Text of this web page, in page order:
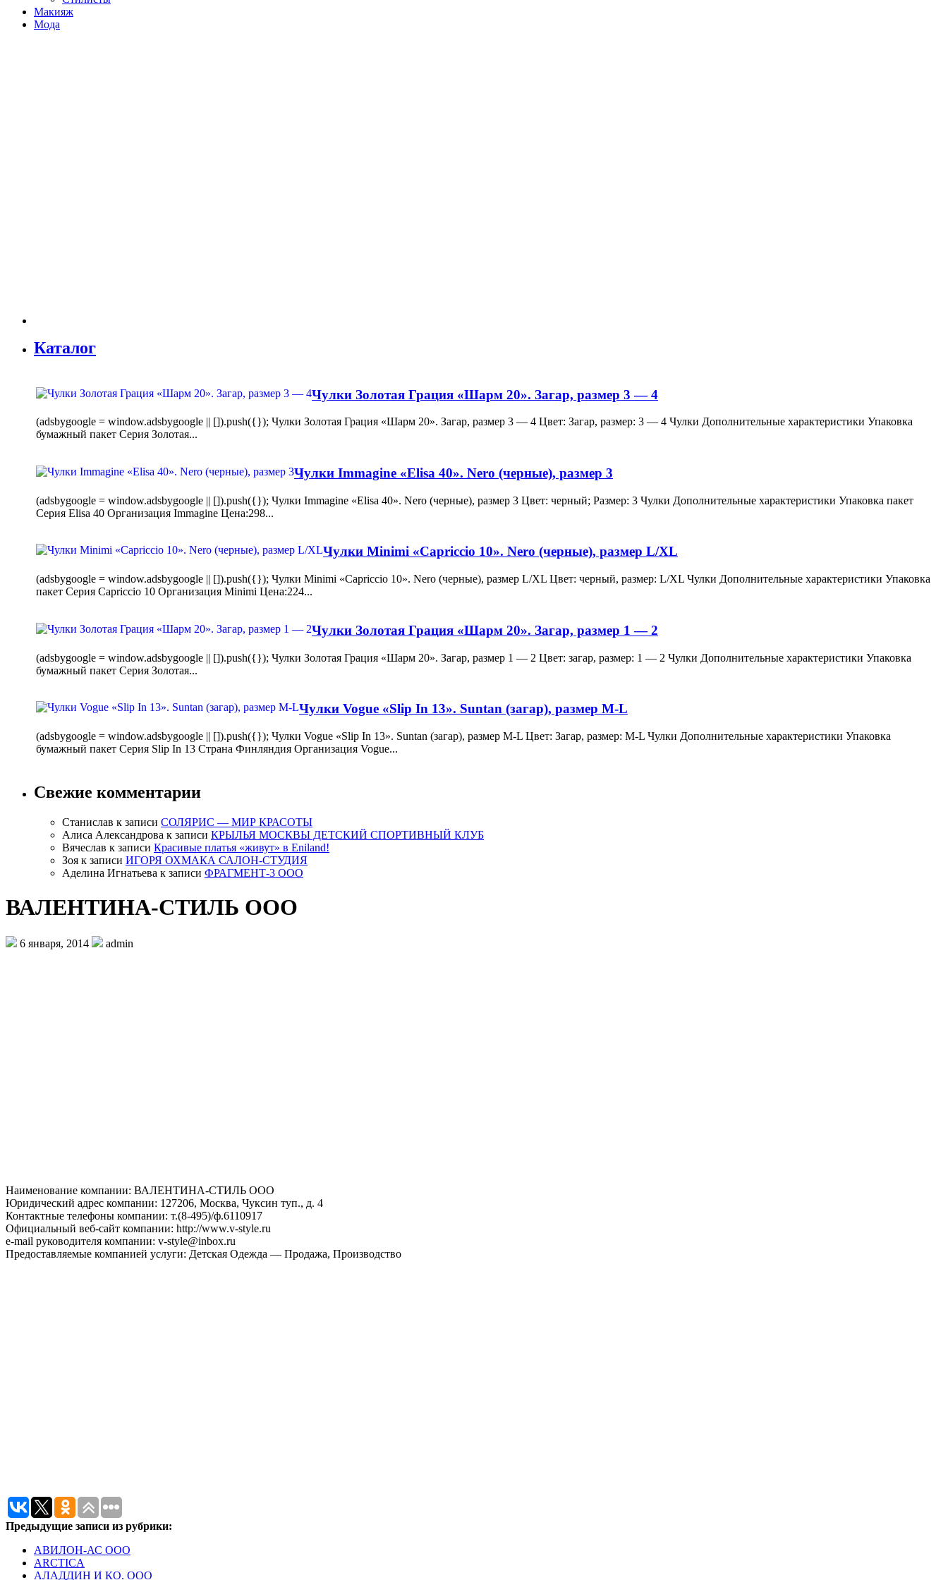
Макияж
Мода
Каталог
Чулки Золотая Грация «Шарм 20». Загар, размер 3 — 4
(adsbygoogle = window.adsbygoogle || []).push({}); Чулки Золотая Грация «Шарм 20». Загар, размер 3 — 4 Цвет: Загар, размер: 3 — 4 Чулки Дополнительные характеристики Упаковка
бумажный пакет Серия Золотая...
Чулки Immagine «Elisa 40». Nero (черные), размер 3
(adsbygoogle = window.adsbygoogle || []).push({}); Чулки Immagine «Elisa 40». Nero (черные), размер 3 Цвет: черный; Размер: 3 Чулки Дополнительные характеристики Упаковка пакет
Серия Elisa 40 Организация Immagine Цена:298...
Чулки Minimi «Capriccio 10». Nero (черные), размер L/XL
(adsbygoogle = window.adsbygoogle || []).push({}); Чулки Minimi «Capriccio 10». Nero (черные), размер L/XL Цвет: черный, размер: L/XL Чулки Дополнительные характеристики Упаковка
пакет Серия Capriccio 10 Организация Minimi Цена:224...
Чулки Золотая Грация «Шарм 20». Загар, размер 1 — 2
(adsbygoogle = window.adsbygoogle || []).push({}); Чулки Золотая Грация «Шарм 20». Загар, размер 1 — 2 Цвет: загар, размер: 1 — 2 Чулки Дополнительные характеристики Упаковка
бумажный пакет Серия Золотая...
Чулки Vogue «Slip In 13». Suntan (загар), размер M-L
(adsbygoogle = window.adsbygoogle || []).push({}); Чулки Vogue «Slip In 13». Suntan (загар), размер M-L Цвет: Загар, размер: M-L Чулки Дополнительные характеристики Упаковка
бумажный пакет Серия Slip In 13 Страна Финляндия Организация Vogue...
Свежие комментарии
Станислав к записи СОЛЯРИС — МИР КРАСОТЫ
Алиса Александрова к записи КРЫЛЬЯ МОСКВЫ ДЕТСКИЙ СПОРТИВНЫЙ КЛУБ
Вячеслав к записи Красивые платья «живут» в Eniland!
Зоя к записи ИГОРЯ ОХМАКА САЛОН-СТУДИЯ
Аделина Игнатьева к записи ФРАГМЕНТ-3 ООО
ВАЛЕНТИНА-СТИЛЬ ООО
6 января, 2014 admin
Наименование компании: ВАЛЕНТИНА-СТИЛЬ ООО
Юридический адрес компании: 127206, Москва, Чуксин туп., д. 4
Контактные телефоны компании: т.(8-495)/ф.6110917
Официальный веб-сайт компании: http://www.v-style.ru
e-mail руководителя компании: v-style@inbox.ru
Предоставляемые компанией услуги: Детская Одежда — Продажа, Производство
Предыдущие записи из рубрики:
АВИЛОН-АС ООО
ARCTICA
АЛАДДИН И КО. ООО